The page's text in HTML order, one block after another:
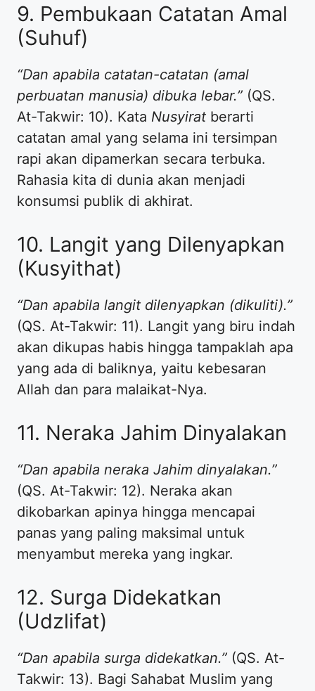
9. Pembukaan Catatan Amal
(Suhuf)
“Dan apabila catatan-catatan (amal
perbuatan manusia) dibuka lebar.” (QS.
At-Takwir: 10). Kata Nusyirat berarti
catatan amal yang selama ini tersimpan
rapi akan dipamerkan secara terbuka.
Rahasia kita di dunia akan menjadi
konsumsi publik di akhirat.
10. Langit yang Dilenyapkan
(Kusyithat)
“Dan apabila langit dilenyapkan (dikuliti).”
(QS. At-Takwir: 11). Langit yang biru indah
akan dikupas habis hingga tampaklah apa
yang ada di baliknya, yaitu kebesaran
Allah dan para malaikat-Nya.
11. Neraka Jahim Dinyalakan
“Dan apabila neraka Jahim dinyalakan.”
(QS. At-Takwir: 12). Neraka akan
dikobarkan apinya hingga mencapai
panas yang paling maksimal untuk
menyambut mereka yang ingkar.
12. Surga Didekatkan
(Udzlifat)
“Dan apabila surga didekatkan.” (QS. At-
Takwir: 13). Bagi Sahabat Muslim yang